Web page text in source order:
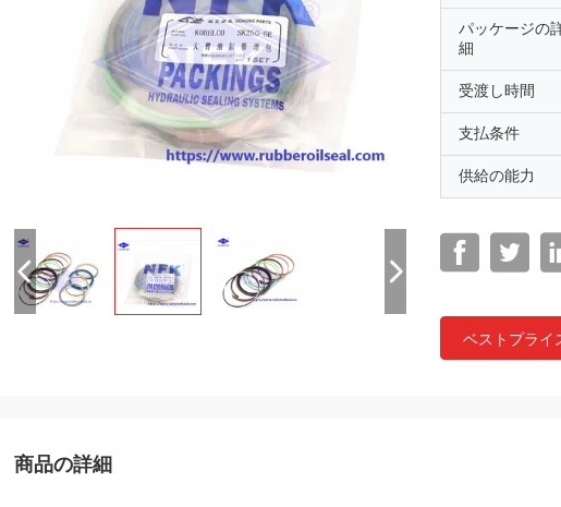
パッケージの
細
受渡し時間
支払条件
供給の能力
ベストプライ
商品の詳細